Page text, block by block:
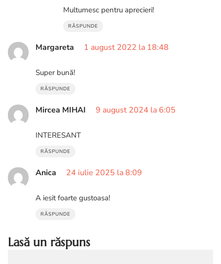
Multumesc pentru aprecieri!
RĂSPUNDE
Margareta 1 august 2022 la 18:48
Super bună!
RĂSPUNDE
Mircea MIHAI 9 august 2024 la 6:05
INTERESANT
RĂSPUNDE
Anica 24 iulie 2025 la 8:09
A iesit foarte gustoasa!
RĂSPUNDE
Lasă un răspuns